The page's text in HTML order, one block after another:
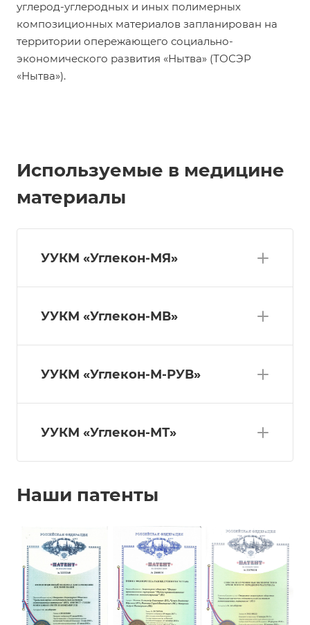
углерод-углеродных и иных полимерных
композиционных материалов запланирован на
территории опережающего социально-
экономического развития «Нытва» (ТОСЭР
«Нытва»).
Используемые в медицине
материалы
УУКМ «Углекон-МЯ»
УУКМ «Углекон-МВ»
УУКМ «Углекон-М-РУВ»
УУКМ «Углекон-МТ»
Наши патенты